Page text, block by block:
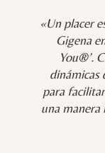
«Un placer
Gigena
You®’.
dinámicas
para
una manera